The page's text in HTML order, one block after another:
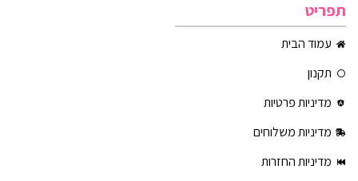
תפריט
עמוד הבית
תקנון
מדיניות פרטיות
מדיניות משלוחים
מדיניות החזרות